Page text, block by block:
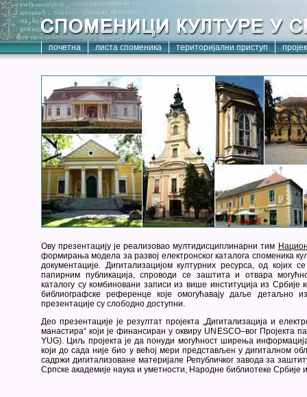
почетна листа споменика територијални приступ
Ову презентацију је реализовао мултидисциплинарни тим
формирања модела за развој електронског каталога споменика
документације. Дигитализацијом културних ресурса, од којих
папирним публикација, спроводи се заштита и отвара
каталогу су комбиновани записи из више институција из Србије
библиографске референце које омогућавају даље детаљно
презентације су слободно доступни.
Део презентације је резултат пројекта „Дигитализација и
манастира“ који је финансиран у оквиру UNESCO–вог Пројекта
YUG). Циљ пројекта је да понуди могућност ширења
који до сада није био у већој мери представљен у дигиталном
садржи дигитализоване материјале Републичког завода за
Српске академије наука и уметности, Народне библиотеке